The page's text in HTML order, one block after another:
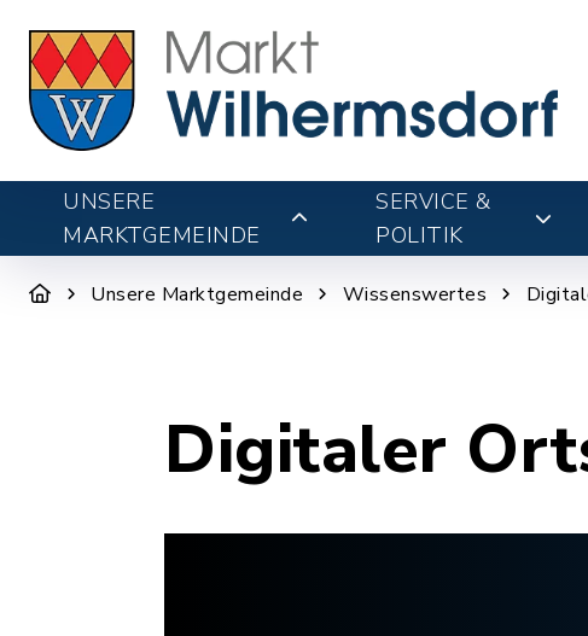
UNSERE
MARKTGEMEINDE
SERVICE &
POLITIK
Unsere Marktgemeinde Wissenswertes
Digitaler